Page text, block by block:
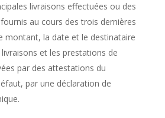
livraisons effectuées ou des
au cours des trois dernières
montant, la date et le destinataire
et les prestations de
par des attestations du
par une déclaration de